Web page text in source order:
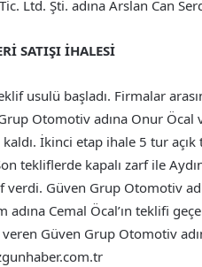
Ltd. Şti. adına Arslan Can
SATIŞI İHALESİ
usulü başladı. Firmalar
Otomotiv adına Onur Öcal
kaldı. İkinci etap ihale 5 tur
tekliflerde kapalı zarf ile
verdi. Güven Grup Otomotiv
adına Cemal Öcal’ın teklifi
Güven Grup Otomotiv